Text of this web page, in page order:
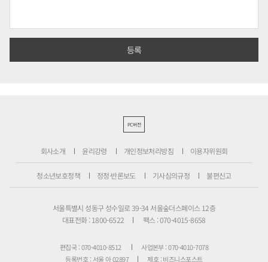
PC버전
회사소개 윤리강령 개인정보처리방침 이용자위원회
청소년보호정책 정정·반론보도 기사심의규정 불편신고
서울특별시 성동구 성수일로 39-34 서울숲더스페이스 12층
대표전화 : 1800-6522
팩스 : 070-4015-8658
편집국 : 070-4010-8512
사업본부 : 070-4010-7078
등록번호 : 서울 아 02897
제호 : 비즈니스포스트